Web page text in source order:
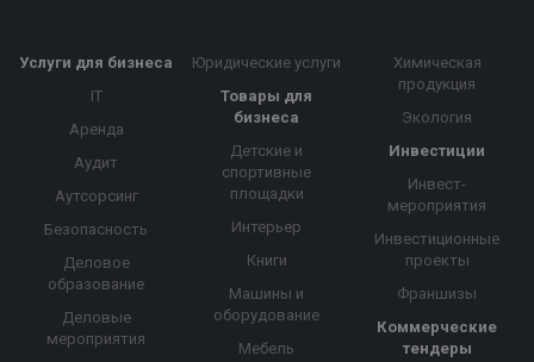
Услуги для бизнеса
IT
Аренда
Аудит
Аутсорсинг
Безопасность
Деловое
образование
Деловые
мероприятия
Юридические услуги
Товары для
бизнеса
Детские и
спортивные
площадки
Интерьер
Книги
Машины и
оборудование
Мебель
Химическая
продукция
Экология
Инвестиции
Инвест-
мероприятия
Инвестиционные
проекты
Франшизы
Коммерческие
тендеры